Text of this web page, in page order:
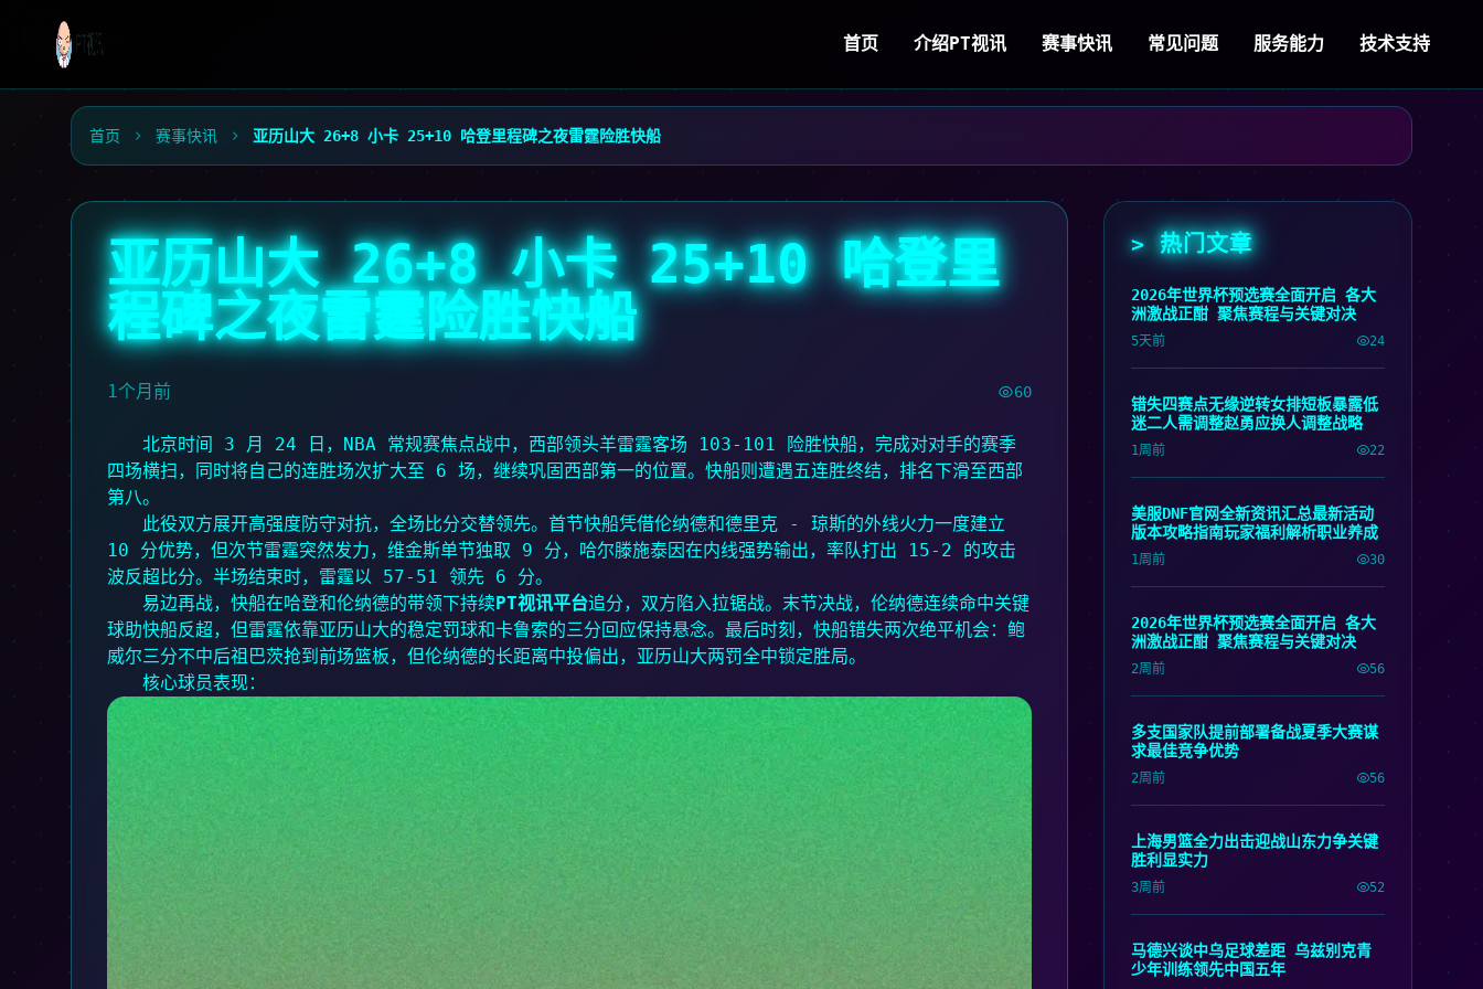
首页 介绍PT视讯 赛事快讯 常见问题 服务能力 技术支持
首页 赛事快讯 亚历山大 26+8 小卡 25+10 哈登里程碑之夜雷霆险胜快船
亚历山大 26+8 小卡 25+10 哈登里
程碑之夜雷霆险胜快船
1个月前 60
北京时间 3 月 24 日，NBA 常规赛焦点战中，西部领头羊雷霆客场 103-101 险胜快船，完成对对手的赛季
四场横扫，同时将自己的连胜场次扩大至 6 场，继续巩固西部第一的位置。快船则遭遇五连胜终结，排名下滑至西部
第八。
此役双方展开高强度防守对抗，全场比分交替领先。首节快船凭借伦纳德和德里克 - 琼斯的外线火力一度建立
10 分优势，但次节雷霆突然发力，维金斯单节独取 9 分，哈尔滕施泰因在内线强势输出，率队打出 15-2 的攻击
波反超比分。半场结束时，雷霆以 57-51 领先 6 分。
易边再战，快船在哈登和伦纳德的带领下持续PT视讯平台追分，双方陷入拉锯战。末节决战，伦纳德连续命中关键
球助快船反超，但雷霆依靠亚历山大的稳定罚球和卡鲁索的三分回应保持悬念。最后时刻，快船错失两次绝平机会：鲍
威尔三分不中后祖巴茨抢到前场篮板，但伦纳德的长距离中投偏出，亚历山大两罚全中锁定胜局。
核心球员表现：
> 热门文章
2026年世界杯预选赛全面开启 各大
洲激战正酣 聚焦赛程与关键对决
5天前 24
错失四赛点无缘逆转女排短板暴露低
迷二人需调整赵勇应换人调整战略
1周前 22
美服DNF官网全新资讯汇总最新活动
版本攻略指南玩家福利解析职业养成
1周前 30
2026年世界杯预选赛全面开启 各大
洲激战正酣 聚焦赛程与关键对决
2周前 56
多支国家队提前部署备战夏季大赛谋
求最佳竞争优势
2周前 56
上海男篮全力出击迎战山东力争关键
胜利显实力
3周前 52
马德兴谈中乌足球差距 乌兹别克青
少年训练领先中国五年